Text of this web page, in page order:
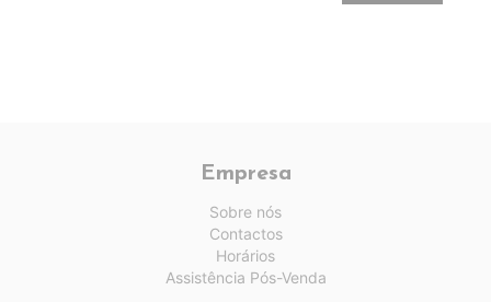
Empresa
Sobre nós
Contactos
Horários
Assistência Pós-Venda